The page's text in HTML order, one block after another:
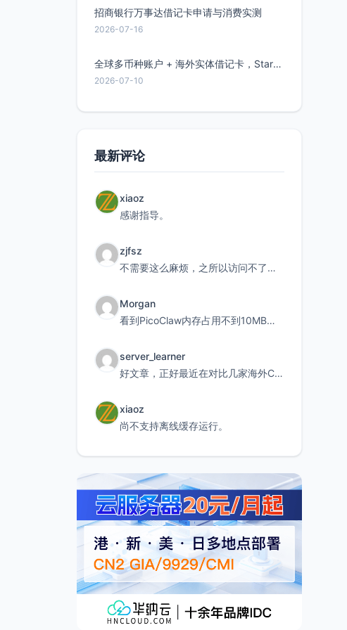
招商银行万事达借记卡申请与消费实测
2026-07-16
全球多币种账户 + 海外实体借记卡，Starryblu开户教程与注意事项
2026-07-10
最新评论
xiaoz
感谢指导。
zjfsz
不需要这么麻烦，之所以访问不了，是由于非对称路由的问题，在爱快主路由添加一条静态路由192.168.
Morgan
看到PicoClaw内存占用不到10MB这个数据真的很惊喜，确实很适合我这种想用旧设备折腾AI的小白
server_learner
好文章，正好最近在对比几家海外CDN。文中提到CF免费版不支持自定义回源端口和HOST这个痛点太真实
xiaoz
尚不支持离线缓存运行。